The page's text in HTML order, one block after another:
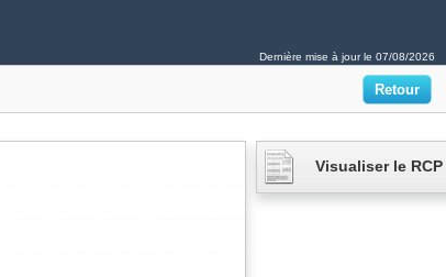
Dernière mise à jour le 07/08/2026
Visualiser le RCP